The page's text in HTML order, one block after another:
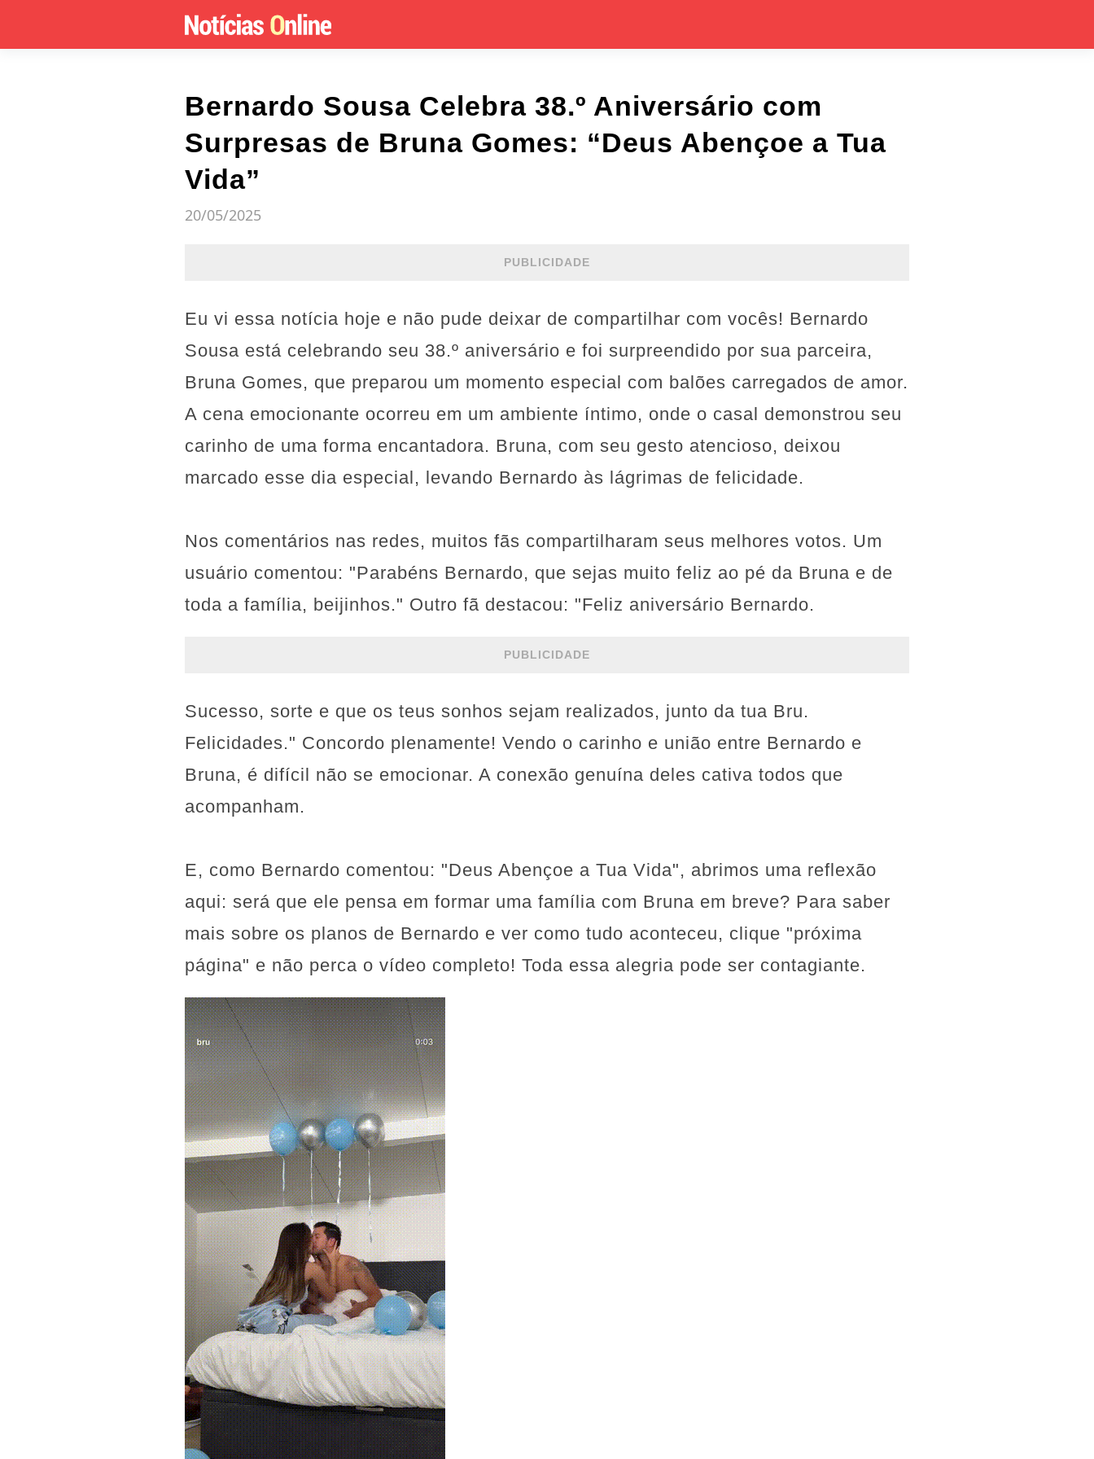
Bernardo Sousa Celebra 38.º Aniversário com
Surpresas de Bruna Gomes: “Deus Abençoe a Tua
Vida”
20/05/2025
PUBLICIDADE
Eu vi essa notícia hoje e não pude deixar de compartilhar com vocês! Bernardo
Sousa está celebrando seu 38.º aniversário e foi surpreendido por sua parceira,
Bruna Gomes, que preparou um momento especial com balões carregados de amor.
A cena emocionante ocorreu em um ambiente íntimo, onde o casal demonstrou seu
carinho de uma forma encantadora. Bruna, com seu gesto atencioso, deixou
marcado esse dia especial, levando Bernardo às lágrimas de felicidade.
Nos comentários nas redes, muitos fãs compartilharam seus melhores votos. Um
usuário comentou: "Parabéns Bernardo, que sejas muito feliz ao pé da Bruna e de
toda a família, beijinhos." Outro fã destacou: "Feliz aniversário Bernardo.
PUBLICIDADE
Sucesso, sorte e que os teus sonhos sejam realizados, junto da tua Bru.
Felicidades." Concordo plenamente! Vendo o carinho e união entre Bernardo e
Bruna, é difícil não se emocionar. A conexão genuína deles cativa todos que
acompanham.
E, como Bernardo comentou: "Deus Abençoe a Tua Vida", abrimos uma reflexão
aqui: será que ele pensa em formar uma família com Bruna em breve? Para saber
mais sobre os planos de Bernardo e ver como tudo aconteceu, clique "próxima
página" e não perca o vídeo completo! Toda essa alegria pode ser contagiante.